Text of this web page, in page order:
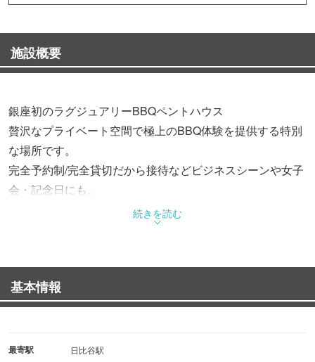
施設概要
銀座初のラグジュアリーBBQペントハウス
贅沢なプライベート空間で極上のBBQ体験を提供する特別
な場所です。
完全予約制/完全貸切だから接待などビジネスシーンや女子
会・記念日にも。
銀座で空を眺めながらBBQを愉しむ贅沢なひとときをお過
□夜空に輝く月をテーマ-広々とした屋外テラス
屋外テラスにはソファ席を完備（店内8席・テラス16席）
テラス席にはヒーター2機完備/大型TVでDAZNも鑑賞可
□BBQコース-「REGULARコース」「PREMIUMコース」
続きを読む
基本情報
最寄駅 日比谷駅